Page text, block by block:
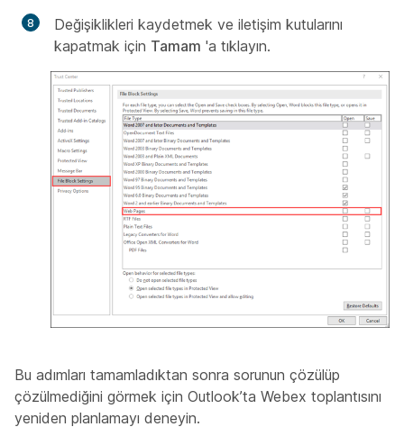
Değişiklikleri kaydetmek ve iletişim kutularını
kapatmak için Tamam 'a tıklayın.
Bu adımları tamamladıktan sonra sorunun çözülüp
çözülmediğini görmek için Outlook’ta Webex toplantısını
yeniden planlamayı deneyin.